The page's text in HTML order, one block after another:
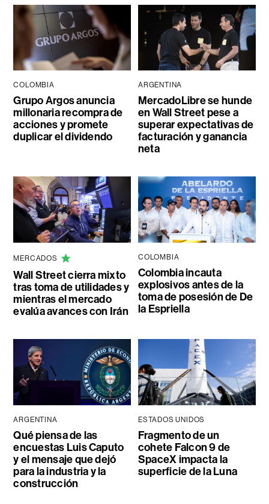
COLOMBIA
Grupo Argos anuncia
millonaria recompra de
acciones y promete
duplicar el dividendo
ARGENTINA
MercadoLibre se hunde
en Wall Street pese a
superar expectativas de
facturación y ganancia
neta
MERCADOS
Wall Street cierra mixto
tras toma de utilidades y
mientras el mercado
evalúa avances con Irán
COLOMBIA
Colombia incauta
explosivos antes de la
toma de posesión de De
la Espriella
ARGENTINA
Qué piensa de las
encuestas Luis Caputo
y el mensaje que dejó
para la industria y la
construcción
ESTADOS UNIDOS
Fragmento de un
cohete Falcon 9 de
SpaceX impacta la
superficie de la Luna